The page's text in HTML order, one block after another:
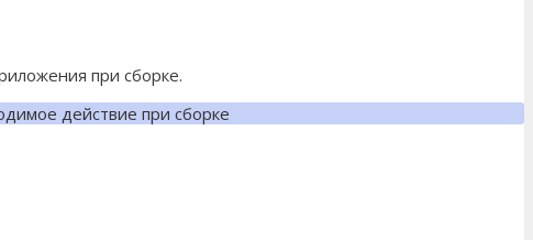
при сборке.
действие при сборке